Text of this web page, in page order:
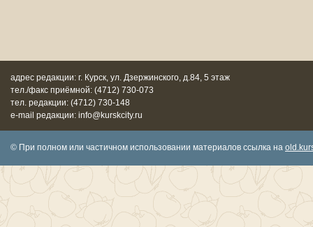
адрес редакции: г. Курск, ул. Дзержинского, д.84, 5 этаж
тел./факс приёмной: (4712) 730-073
тел. редакции: (4712) 730-148
e-mail редакции: info@kurskcity.ru
© При полном или частичном использовании материалов ссылка на